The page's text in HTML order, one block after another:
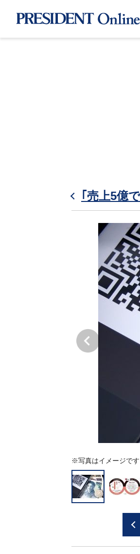
｢売上5億
※写真はイメージです